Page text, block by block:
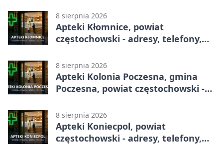
8 sierpnia 2026
Apteki Kłomnice, powiat
częstochowski - adresy, telefony,
8 sierpnia 2026
Apteki Kolonia Poczesna, gmina
Poczesna, powiat częstochowski -
8 sierpnia 2026
Apteki Koniecpol, powiat
częstochowski - adresy, telefony,